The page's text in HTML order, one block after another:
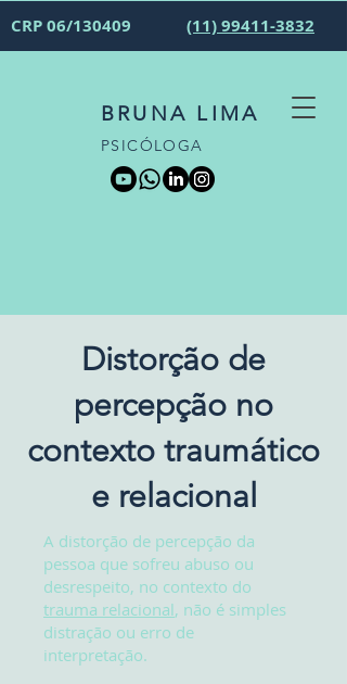
CRP 06/130409 (11) 99411-3832
BRUNA LIMA
PSICÓLOGA
Distorção de
percepção no
contexto traumático
e relacional
A distorção de percepção da
pessoa que sofreu abuso ou
desrespeito, no contexto do
trauma relacional, não é simples
distração ou erro de
interpretação.